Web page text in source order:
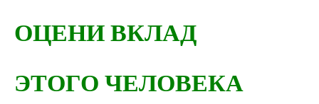
ОЦЕНИ ВКЛАД
ЭТОГО ЧЕЛОВЕКА